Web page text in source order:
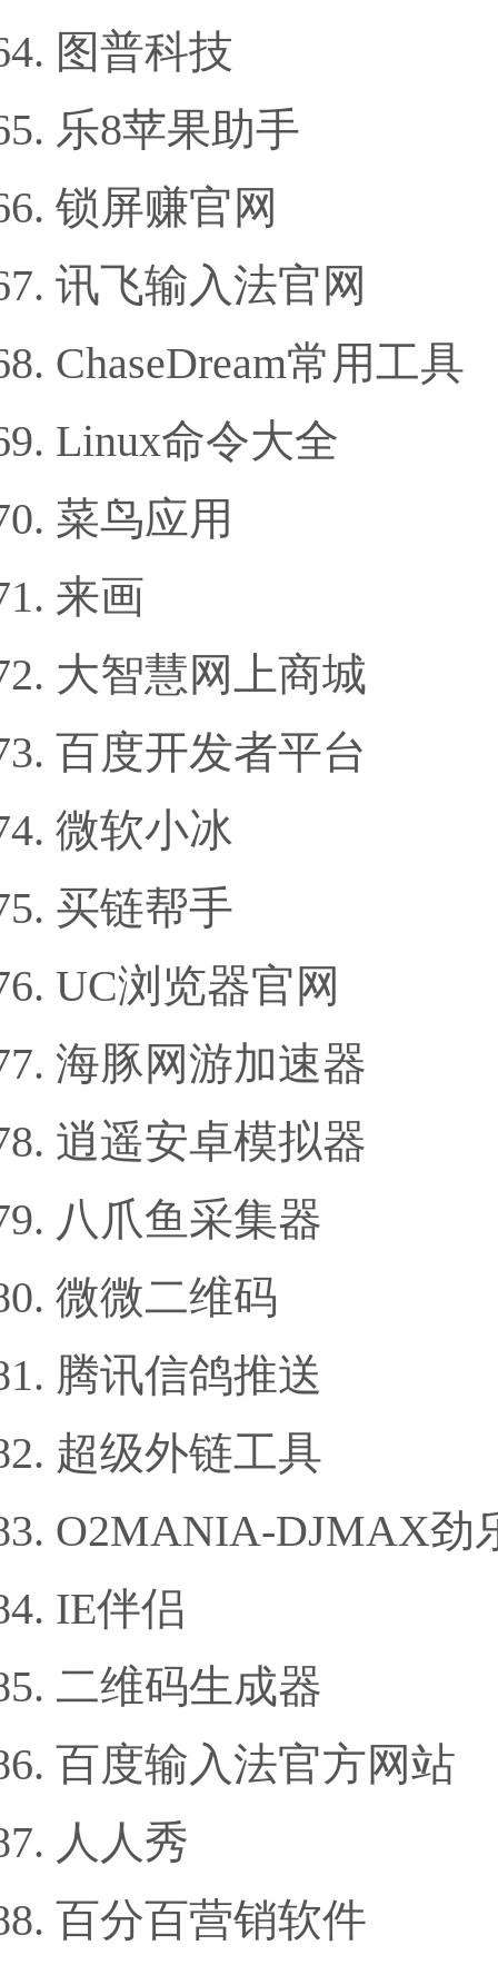
图普科技
乐8苹果助手
锁屏赚官网
讯飞输入法官网
ChaseDream常用工具
Linux命令大全
菜鸟应用
来画
大智慧网上商城
百度开发者平台
微软小冰
买链帮手
UC浏览器官网
海豚网游加速器
逍遥安卓模拟器
八爪鱼采集器
微微二维码
腾讯信鸽推送
超级外链工具
O2MANIA-DJMAX劲
IE伴侣
二维码生成器
百度输入法官方网站
人人秀
百分百营销软件